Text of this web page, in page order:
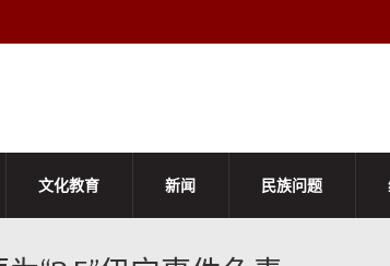
文化教育 新闻 民族问题